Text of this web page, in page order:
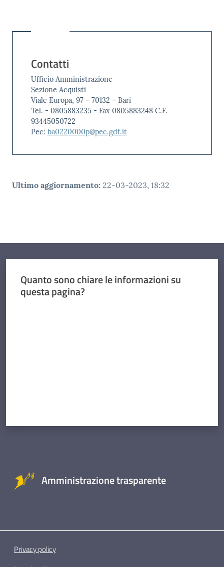
Contatti
Ufficio Amministrazione
Sezione Acquisti
Viale Europa, 97 – 70132 – Bari
Tel. - 0805883235 - Fax 0805883248 C.F.
93445050722
Pec: ba0220000p@pec.gdf.it
Ultimo aggiornamento: 22-03-2023, 18:32
Quanto sono chiare le informazioni su
questa pagina?
Amministrazione trasparente
Privacy policy